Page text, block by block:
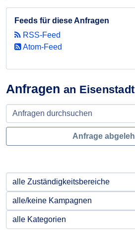
Anfragen an Eisenstadt
Anfrage
Feeds für diese Anfragen
RSS-Feed
Atom-Feed